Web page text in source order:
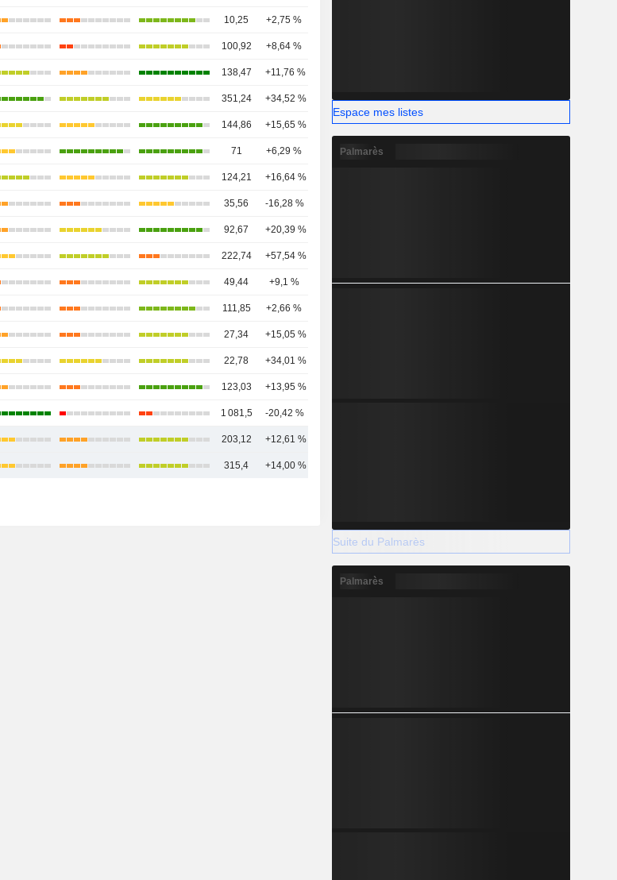
10,25 +2,75 %
100,92 +8,64 %
138,47 +11,76 %
351,24 +34,52 % 21
144,86 +15,65 % 21
71 +6,29 %
124,21 +16,64 %
35,56 -16,28 %
92,67 +20,39 %
222,74 +57,54 %
49,44 +9,1 % 18
111,85 +2,66 %
27,34 +15,05 %
22,78 +34,01 %
123,03 +13,95 %
1 081,5 -20,42 %
203,12 +12,61 %
315,4 +14,00 %
Espace mes listes
Palmarès
Suite du Palmarès
Palmarès